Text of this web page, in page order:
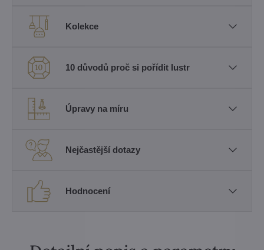
Kolekce
10 důvodů proč si pořídit lustr
Úpravy na míru
Nejčastější dotazy
Hodnocení